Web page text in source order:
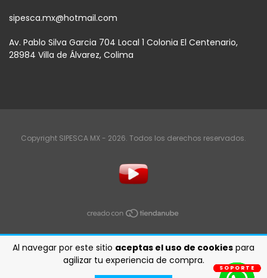
Al navegar por este sitio aceptas el uso de cookies para
agilizar tu experiencia de compra.
sipesca.mx@hotmail.com
Av. Pablo Silva Garcia 704 Local 1 Colonia El Centenario,
28984 Villa de Álvarez, Colima
Copyright SIPESCA MX - 2026. Todos los derechos reservados.
SOPORTE
SOPORTE
SOPORTE
SOPORTE
SOPORTE
SOPORTE
SOPORTE